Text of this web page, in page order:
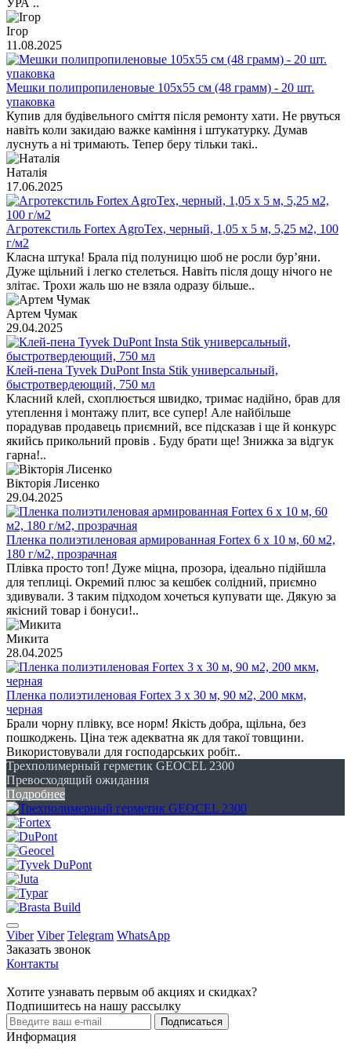
Ігор
11.08.2025
Мешки полипропиленовые 105х55 см (48 грамм) - 20 шт.
упаковка
Купив для будівельного сміття після ремонту хати. Не рвуться
навіть коли закидаю важке каміння і штукатурку. Думав
луснуть а ні тримають. Тепер беру тільки такі..
Наталія
17.06.2025
Агротекстиль Fortex AgroTex, черный, 1,05 х 5 м, 5,25 м2, 100
г/м2
Класна штука! Брала під полуницю шоб не росли бур’яни.
Дуже щільний і легко стелеться. Навіть після дощу нічого не
злітає. Трохи жаль шо не взяла одразу більше..
Артем Чумак
29.04.2025
Клей-пена Tyvek DuPont Insta Stik универсальный,
быстротвердеющий, 750 мл
Класний клей, схоплюється швидко, тримає надійно, брав для
утеплення і монтажу плит, все супер! Але найбільше
порадував продавець приємний, все підсказав і ще й конкурс
якийсь прикольний провів . Буду брати ще! Знижка за відгук
гарна!..
Вікторія Лисенко
29.04.2025
Пленка полиэтиленовая армированная Fortex 6 x 10 м, 60 м2,
180 г/м2, прозрачная
Плівка просто топ! Дуже міцна, прозора, ідеально підійшла
для теплиці. Окремий плюс за кешбек солідний, приємно
здивували. З таким підходом хочеться купувати ще. Дякую за
якісний товар і бонуси!..
Микита
28.04.2025
Пленка полиэтиленовая Fortex 3 х 30 м, 90 м2, 200 мкм,
черная
Брали чорну плівку, все норм! Якість добра, щільна, без
пошкоджень. Ціна теж адекватна як для такої товщини.
Використовували для господарських робіт..
Трехполимерный герметик GEOCEL 2300
Превосходящий ожидания
Подробнее
Viber Viber Telegram WhatsApp
Заказать звонок
Контакты
Хотите узнавать первым об акциях и скидках?
Подпишитесь на нашу рассылку
Подписаться
Информация